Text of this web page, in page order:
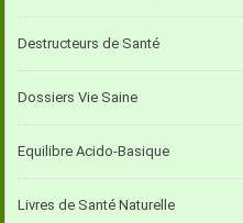
Destructeurs de Santé
Dossiers Vie Saine
Equilibre Acido-Basique
Livres de Santé Naturelle